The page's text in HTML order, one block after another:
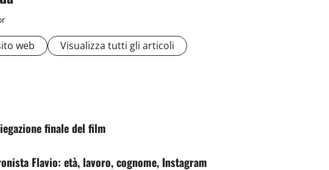
web Visualizza tutti gli articoli
finale del film
Flavio: età, lavoro, cognome, Instagram